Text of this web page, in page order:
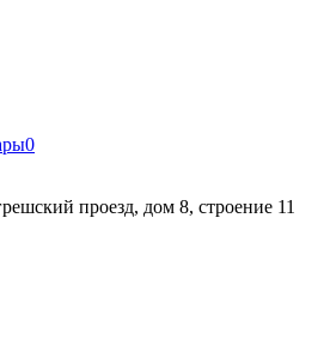
0
проезд, дом 8, строение 11